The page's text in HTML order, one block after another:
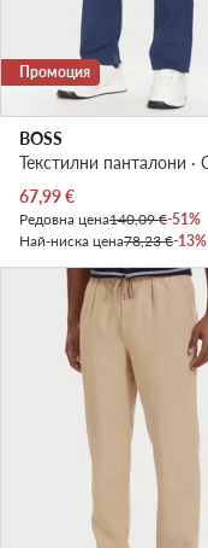
Промоция
BOSS
Актуална цена
67,99€
Редовна цена140,09 €-51%
Най-ниска цена78,23 €-13%